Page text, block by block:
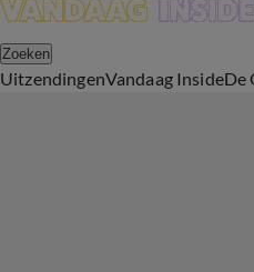
Zoeken
UitzendingenVandaag InsideDe